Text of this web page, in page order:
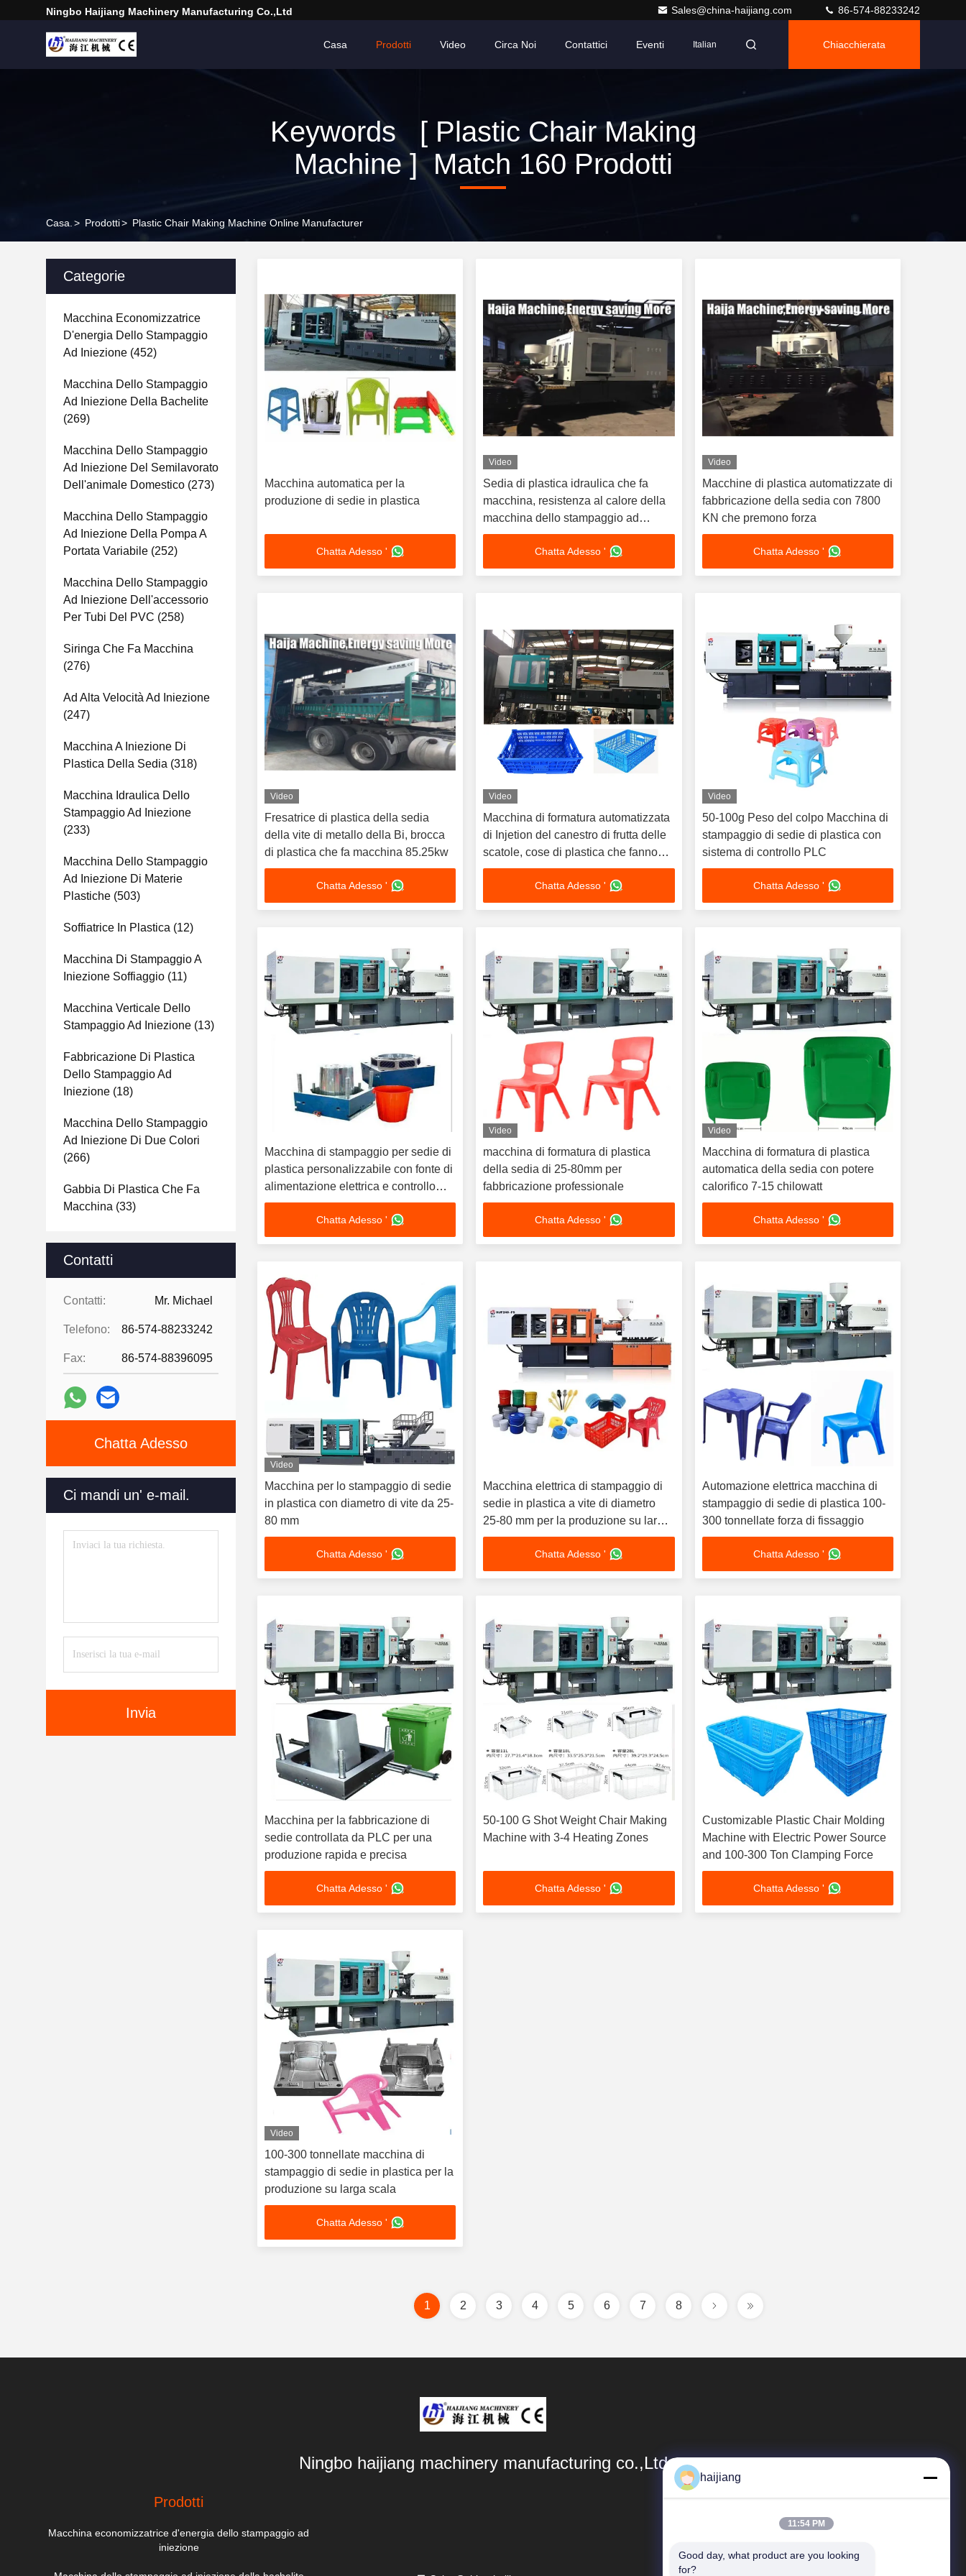
Ningbo Haijiang Machinery Manufacturing Co.,Ltd Sales@china-haijiang.com 86-574-88233242
Casa Prodotti Video Circa Noi Contattici Eventi Italian Chiacchierata
Keywords [ Plastic Chair Making
Machine ] Match 160 Prodotti
Casa. > Prodotti> Plastic Chair Making Machine Online Manufacturer
Categorie
Macchina Economizzatrice
D'energia Dello Stampaggio
Ad Iniezione (452)
Macchina Dello Stampaggio
Ad Iniezione Della Bachelite
(269)
Macchina Dello Stampaggio
Ad Iniezione Del Semilavorato
Dell'animale Domestico (273)
Macchina Dello Stampaggio
Ad Iniezione Della Pompa A
Portata Variabile (252)
Macchina Dello Stampaggio
Ad Iniezione Dell'accessorio
Per Tubi Del PVC (258)
Siringa Che Fa Macchina
(276)
Ad Alta Velocità Ad Iniezione
(247)
Macchina A Iniezione Di
Plastica Della Sedia (318)
Macchina Idraulica Dello
Stampaggio Ad Iniezione
(233)
Macchina Dello Stampaggio
Ad Iniezione Di Materie
Plastiche (503)
Soffiatrice In Plastica (12)
Macchina Di Stampaggio A
Iniezione Soffiaggio (11)
Macchina Verticale Dello
Stampaggio Ad Iniezione (13)
Fabbricazione Di Plastica
Dello Stampaggio Ad
Iniezione (18)
Macchina Dello Stampaggio
Ad Iniezione Di Due Colori
(266)
Gabbia Di Plastica Che Fa
Macchina (33)
Contatti
Contatti: Mr. Michael
Telefono: 86-574-88233242
Fax: 86-574-88396095
Chatta Adesso
Ci mandi un' e-mail.
Invia
Macchina automatica per la
produzione di sedie in plastica
Chatta Adesso '
Video
Sedia di plastica idraulica che fa
macchina, resistenza al calore della
macchina dello stampaggio ad
iniezione di CNC
Chatta Adesso '
Video
Macchine di plastica automatizzate di
fabbricazione della sedia con 7800
KN che premono forza
Chatta Adesso '
Video
Fresatrice di plastica della sedia
della vite di metallo della Bi, brocca
di plastica che fa macchina 85.25kw
Chatta Adesso '
Video
Macchina di formatura automatizzata
di Injetion del canestro di frutta delle
scatole, cose di plastica che fanno
macchina
Chatta Adesso '
Video
50-100g Peso del colpo Macchina di
stampaggio di sedie di plastica con
sistema di controllo PLC
Chatta Adesso '
Macchina di stampaggio per sedie di
plastica personalizzabile con fonte di
alimentazione elettrica e controllo
PLC
Chatta Adesso '
Video
macchina di formatura di plastica
della sedia di 25-80mm per
fabbricazione professionale
Chatta Adesso '
Video
Macchina di formatura di plastica
automatica della sedia con potere
calorifico 7-15 chilowatt
Chatta Adesso '
Video
Macchina per lo stampaggio di sedie
in plastica con diametro di vite da 25-
80 mm
Chatta Adesso '
Macchina elettrica di stampaggio di
sedie in plastica a vite di diametro
25-80 mm per la produzione su larga
scala
Chatta Adesso '
Automazione elettrica macchina di
stampaggio di sedie di plastica 100-
300 tonnellate forza di fissaggio
Chatta Adesso '
Macchina per la fabbricazione di
sedie controllata da PLC per una
produzione rapida e precisa
Chatta Adesso '
50-100 G Shot Weight Chair Making
Machine with 3-4 Heating Zones
Chatta Adesso '
Customizable Plastic Chair Molding
Machine with Electric Power Source
and 100-300 Ton Clamping Force
Chatta Adesso '
Video
100-300 tonnellate macchina di
stampaggio di sedie in plastica per la
produzione su larga scala
Chatta Adesso '
1 2 3 4 5 6 7 8
Ningbo haijiang machinery manufacturing co.,Ltd
Prodotti
Macchina economizzatrice d'energia dello stampaggio ad
iniezione
Collegamenti Rapidi
Profilo aziendale
Visita alla fabbrica
haijiang
11:54 PM
Good day, what product are you looking
for?